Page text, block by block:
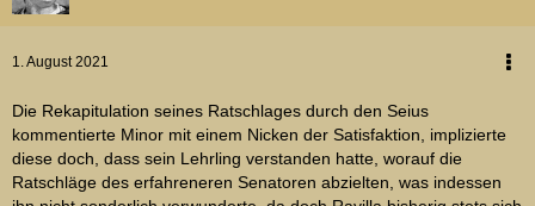
1. August 2021
Die Rekapitulation seines Ratschlages durch den Seius
kommentierte Minor mit einem Nicken der Satisfaktion, implizierte
diese doch, dass sein Lehrling verstanden hatte, worauf die
Ratschläge des erfahreneren Senatoren abzielten, was indessen